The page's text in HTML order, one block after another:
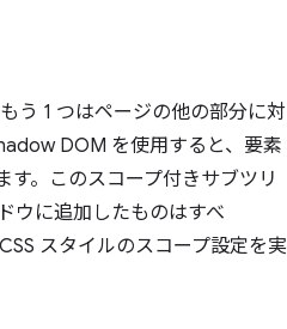
う 1 つはページの他の部分に対
DOM を使用すると、要素
。このスコープ付きサブツリ
ウに追加したものはすべ
スタイルのスコープ設定を実